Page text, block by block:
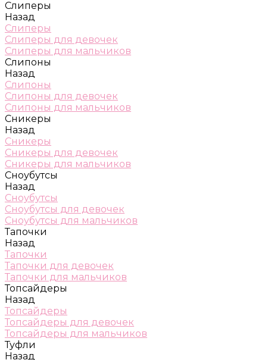
Слиперы
Назад
Слиперы
Слиперы для девочек
Слиперы для мальчиков
Слипоны
Назад
Слипоны
Слипоны для девочек
Слипоны для мальчиков
Сникеры
Назад
Сникеры
Сникеры для девочек
Сникеры для мальчиков
Сноубутсы
Назад
Сноубутсы
Сноубутсы для девочек
Сноубутсы для мальчиков
Тапочки
Назад
Тапочки
Тапочки для девочек
Тапочки для мальчиков
Топсайдеры
Назад
Топсайдеры
Топсайдеры для девочек
Топсайдеры для мальчиков
Туфли
Назад